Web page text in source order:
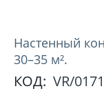
Настенный
30–35 м².
КОД: VR/0171